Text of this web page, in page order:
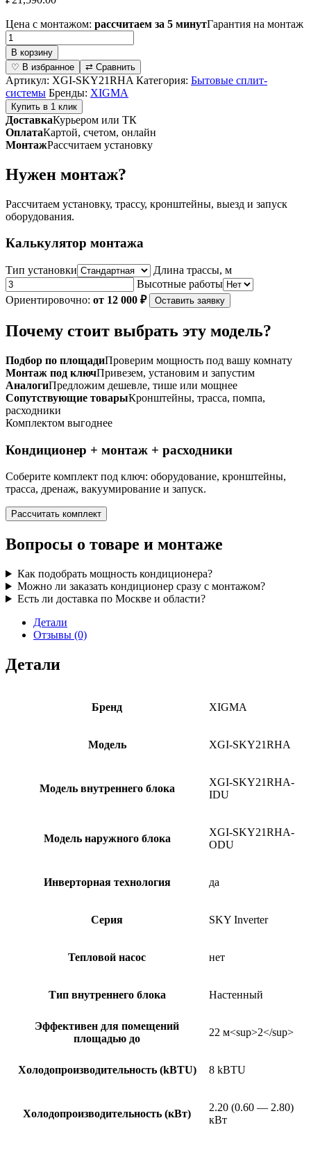
Цена с монтажом: рассчитаем за 5 минутГарантия на монтаж
Количество
товара
Инверторная
сплит-
система
серии
SKY
Inverter
XGI-
SKY21RHA
В корзину
♡ В избранное
⇄ Сравнить
Артикул: XGI-SKY21RHA Категория: Бытовые сплит-
системы Бренды: XIGMA
Купить в 1 клик
ДоставкаКурьером или ТК
ОплатаКартой, счетом, онлайн
МонтажРассчитаем установку
Нужен монтаж?
Рассчитаем установку, трассу, кронштейны, выезд и запуск
оборудования.
Калькулятор монтажа
Тип установки
Длина трассы, м
Высотные работы
Ориентировочно: от 12 000 ₽ Оставить заявку
Почему стоит выбрать эту модель?
Подбор по площадиПроверим мощность под вашу комнату
Монтаж под ключПривезем, установим и запустим
АналогиПредложим дешевле, тише или мощнее
Сопутствующие товарыКронштейны, трасса, помпа,
расходники
Комплектом выгоднее
Кондиционер + монтаж + расходники
Соберите комплект под ключ: оборудование, кронштейны,
трасса, дренаж, вакуумирование и запуск.
Рассчитать комплект
Вопросы о товаре и монтаже
Как подобрать мощность кондиционера?
Можно ли заказать кондиционер сразу с монтажом?
Есть ли доставка по Москве и области?
Детали
Отзывы (0)
Детали
Бренд XIGMA
Модель XGI-SKY21RHA
Модель внутреннего блока
XGI-SKY21RHA-
IDU
Модель наружного блока
XGI-SKY21RHA-
ODU
Инверторная технология да
Серия SKY Inverter
Тепловой насос нет
Тип внутреннего блока Настенный
Эффективен для помещений
площадью до
22 м<sup>2</sup>
Холодопроизводительность (kBTU) 8 kBTU
Холодопроизводительность (кВт)
2.20 (0.60 — 2.80)
кВт